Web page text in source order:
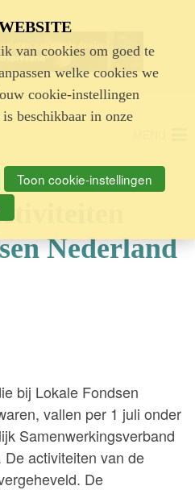
Nederland
bij Lokale Fondsen
vallen per 1 juli onder
Samenwerkingsverband
activiteiten van de
De
van cookies om goed te
welke cookies we
cookie-instellingen
beschikbaar in onze
Toon cookie-instellingen